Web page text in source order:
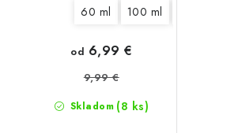
60 ml 100 ml
Skladom (8 ks)
od 6,99 €
9,99 €